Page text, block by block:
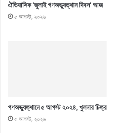
ঐতিহাসিক ‘জুলাই গণঅভ্যুত্থান দিবস’ আজ
৫ আগস্ট, ২০২৬
গণঅভ্যুত্থানে ৫ আগস্ট ২০২৪, খুলনার চিত্র
৫ আগস্ট, ২০২৬